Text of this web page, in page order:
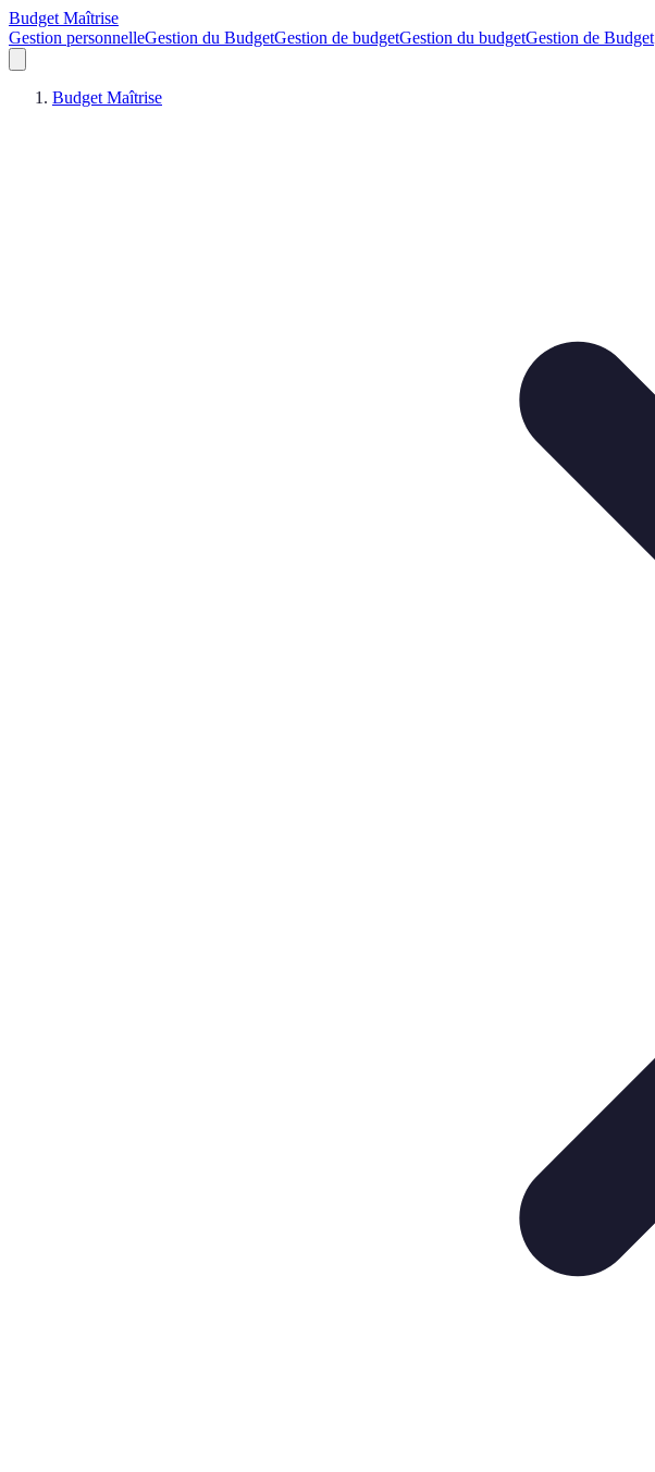
Budget Maîtrise
Gestion personnelleGestion du BudgetGestion de budgetGestion du budgetGestion de Budget
Budget Maîtrise